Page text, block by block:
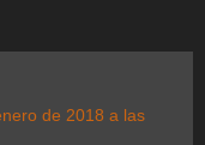
de 2018 a las